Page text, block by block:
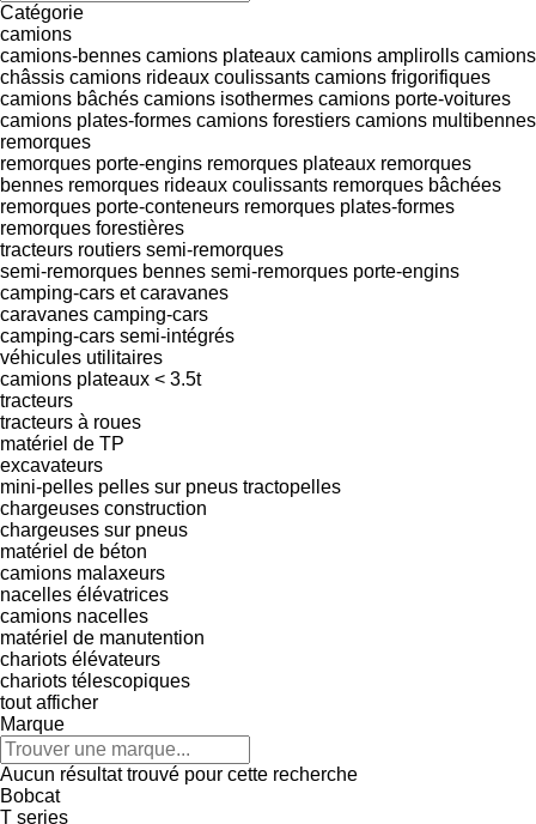
Catégorie
camions
camions-bennes camions plateaux camions amplirolls camions
châssis camions rideaux coulissants camions frigorifiques
camions bâchés camions isothermes camions porte-voitures
camions plates-formes camions forestiers camions multibennes
remorques
remorques porte-engins remorques plateaux remorques
bennes remorques rideaux coulissants remorques bâchées
remorques porte-conteneurs remorques plates-formes
remorques forestières
tracteurs routiers semi-remorques
semi-remorques bennes semi-remorques porte-engins
camping-cars et caravanes
caravanes camping-cars
camping-cars semi-intégrés
véhicules utilitaires
camions plateaux < 3.5t
tracteurs
tracteurs à roues
matériel de TP
excavateurs
mini-pelles pelles sur pneus tractopelles
chargeuses construction
chargeuses sur pneus
matériel de béton
camions malaxeurs
nacelles élévatrices
camions nacelles
matériel de manutention
chariots élévateurs
chariots télescopiques
tout afficher
Marque
Aucun résultat trouvé pour cette recherche
Bobcat
T series